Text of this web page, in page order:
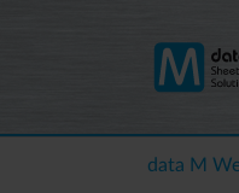
data M